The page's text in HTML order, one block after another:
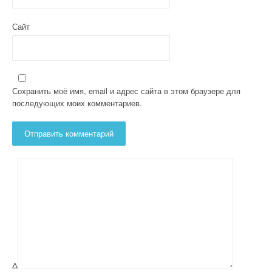
Сайт
Сохранить моё имя, email и адрес сайта в этом браузере для
последующих моих комментариев.
Δ